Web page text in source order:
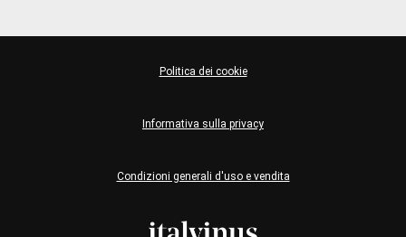
Condizioni generali d'uso e vendita
Informativa sulla privacy
Politica dei cookie